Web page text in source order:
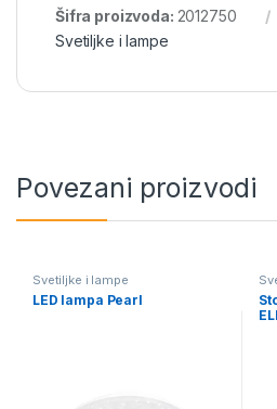
Šifra proizvoda: 2012750
Svetiljke i lampe
Povezani proizvodi
Svetiljke i lampe
LED lampa Pearl